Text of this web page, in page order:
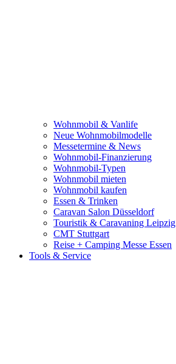
Wohnmobil & Vanlife
Neue Wohnmobilmodelle
Messetermine & News
Wohnmobil-Finanzierung
Wohnmobil-Typen
Wohnmobil mieten
Wohnmobil kaufen
Essen & Trinken
Caravan Salon Düsseldorf
Touristik & Caravaning Leipzig
CMT Stuttgart
Reise + Camping Messe Essen
Tools & Service